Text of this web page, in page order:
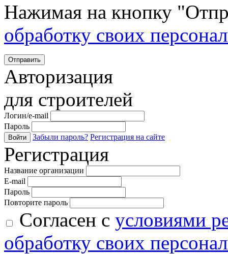
Нажимая на кнопку
обработку своих
Отправить
Авторизация
для строителей
Логин/e-mail
Пароль
Войти Забыли пароль? Регистрация на сайте
Регистрация
Название организации
E-mail
Пароль
Повторите пароль
Согласен с условиями
обработку своих